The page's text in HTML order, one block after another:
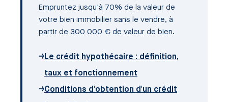
Empruntez jusqu'à 70% de la valeur de
votre bien immobilier sans le vendre, à
partir de 300 000 € de valeur de bien.
→Le crédit hypothécaire : définition,
taux et fonctionnement
→Conditions d'obtention d'un crédit